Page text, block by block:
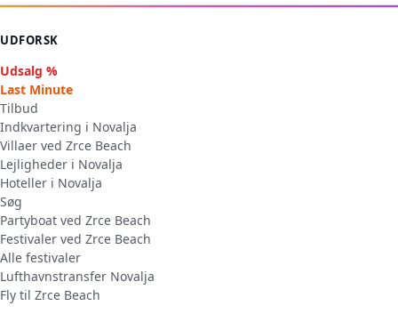
UDFORSK
Udsalg %
Last Minute
Tilbud
Indkvartering i Novalja
Villaer ved Zrce Beach
Lejligheder i Novalja
Hoteller i Novalja
Søg
Partyboat ved Zrce Beach
Festivaler ved Zrce Beach
Alle festivaler
Lufthavnstransfer Novalja
Fly til Zrce Beach